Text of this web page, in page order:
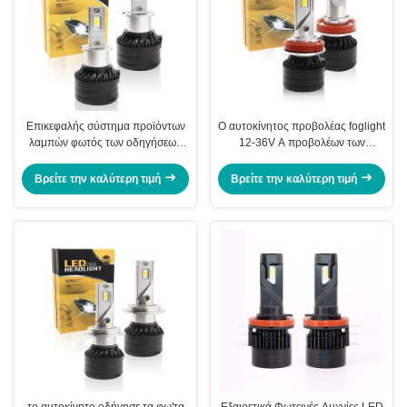
Επικεφαλής σύστημα προϊόντων
λαμπών φωτός των οδηγήσεων
αυτοκινήτων και ο μπροστινός
λαμπτήρας ομίχλης 3000LM 30W
Βρείτε την καλύτερη τιμή
Ο αυτοκίνητος προβολέας foglight
12-36V Α προβολέων των
των επικεφαλής ελαφριών
Βρείτε την καλύτερη τιμή